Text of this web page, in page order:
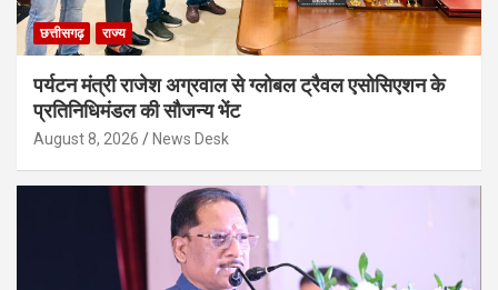
छत्तीसगढ़ राज्य
पर्यटन मंत्री राजेश अग्रवाल से ग्लोबल ट्रैवल एसोसिएशन के
प्रतिनिधिमंडल की सौजन्य भेंट
August 8, 2026 News Desk